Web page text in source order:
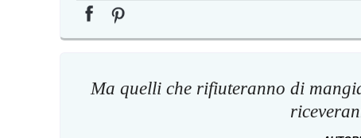
Ma quelli che rifiuteranno di